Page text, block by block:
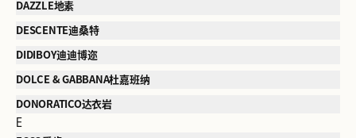
DAZZLE地素
DESCENTE迪桑特
DIDIBOY迪迪博迩
DOLCE & GABBANA杜嘉班纳
DONORATICO达衣岩
E